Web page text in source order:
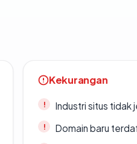
Kekurangan
Industri situs tidak
Domain baru